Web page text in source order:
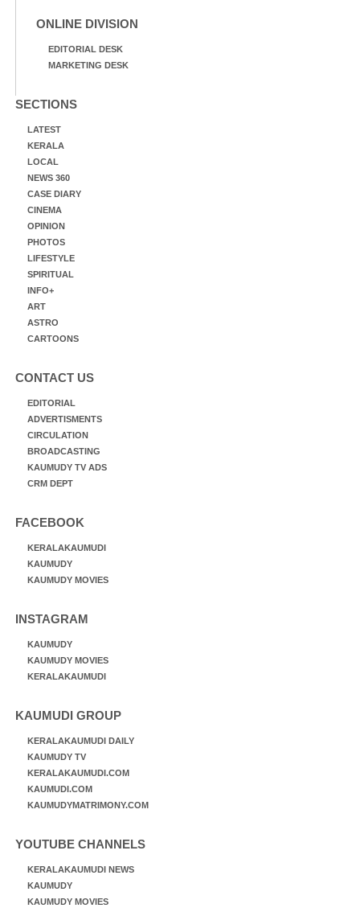
ONLINE DIVISION
EDITORIAL DESK
MARKETING DESK
SECTIONS
LATEST
KERALA
LOCAL
NEWS 360
CASE DIARY
CINEMA
OPINION
PHOTOS
LIFESTYLE
SPIRITUAL
INFO+
ART
ASTRO
CARTOONS
CONTACT US
EDITORIAL
ADVERTISMENTS
CIRCULATION
BROADCASTING
KAUMUDY TV ADS
CRM DEPT
FACEBOOK
KERALAKAUMUDI
KAUMUDY
KAUMUDY MOVIES
INSTAGRAM
KAUMUDY
KAUMUDY MOVIES
KERALAKAUMUDI
KAUMUDI GROUP
KERALAKAUMUDI DAILY
KAUMUDY TV
KERALAKAUMUDI.COM
KAUMUDI.COM
KAUMUDYMATRIMONY.COM
YOUTUBE CHANNELS
KERALAKAUMUDI NEWS
KAUMUDY
KAUMUDY MOVIES